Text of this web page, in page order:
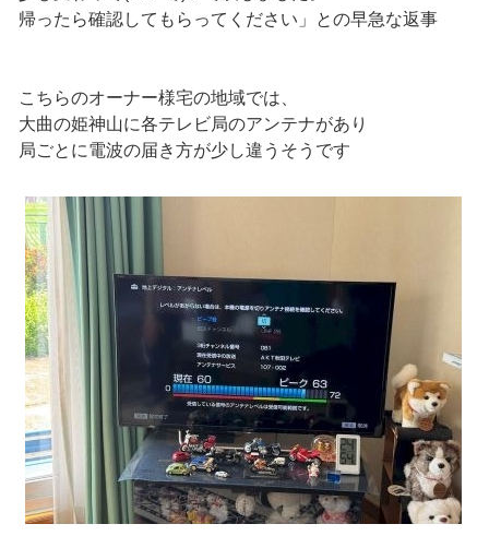
帰ったら確認してもらってください」との早急な返事
こちらのオーナー様宅の地域では、
大曲の姫神山に各テレビ局のアンテナがあり
局ごとに電波の届き方が少し違うそうです